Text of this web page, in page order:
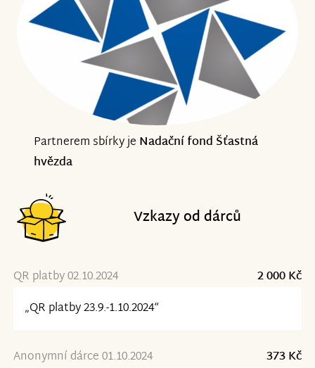
Partnerem sbírky je Nadační fond Šťastná
hvězda
Vzkazy od dárců
QR platby 02.10.2024
2 000 Kč
„QR platby 23.9.-1.10.2024“
Anonymní dárce 01.10.2024
373 Kč